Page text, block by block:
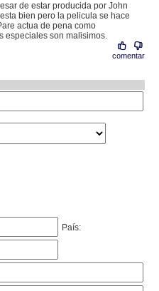
de estar producida por John
bien pero la pelicula se hace
actua de pena como
especiales son malisimos.
comentar
País: